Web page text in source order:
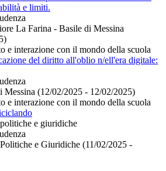
e limiti.
La Farina - Basile di Messina
e interazione con il mondo della scuola
del diritto all'oblio n/ell'era digitale:
(12/02/2025 - 12/02/2025)
e interazione con il mondo della scuola
e giuridiche
e Giuridiche (11/02/2025 -